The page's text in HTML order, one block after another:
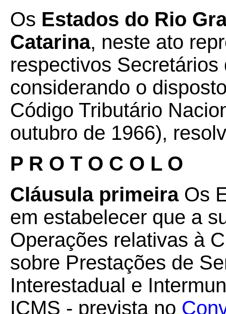
Os Estados do Rio
Catarina, neste ato
respectivos
considerando o
Código Tributário
outubro de 1966),
P R O T O C O L O
Cláusula primeiraOs
em estabelecer que a
Operações relativas à
sobre Prestações de
Interestadual e
ICMS - prevista no